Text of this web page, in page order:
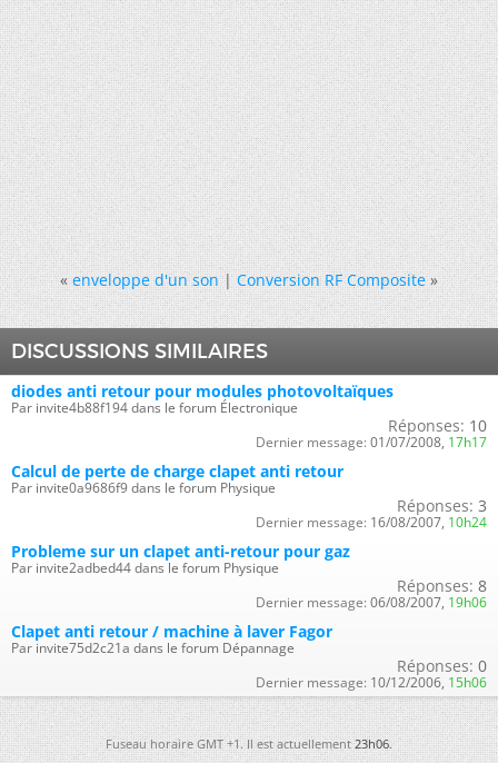
« enveloppe d'un son|Conversion RF Composite »
DISCUSSIONS SIMILAIRES
diodes anti retour pour modules photovoltaïques
Par invite4b88f194 dans le forum Électronique
Réponses: 10
Dernier message: 01/07/2008, 17h17
Calcul de perte de charge clapet anti retour
Par invite0a9686f9 dans le forum Physique
Réponses: 3
Dernier message: 16/08/2007, 10h24
Probleme sur un clapet anti-retour pour gaz
Par invite2adbed44 dans le forum Physique
Réponses: 8
Dernier message: 06/08/2007, 19h06
Clapet anti retour / machine à laver Fagor
Par invite75d2c21a dans le forum Dépannage
Réponses: 0
Dernier message: 10/12/2006, 15h06
Fuseau horaire GMT +1. Il est actuellement23h06.